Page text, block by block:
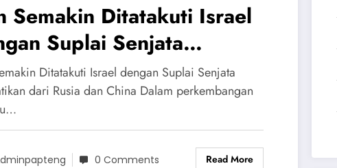
Semakin Ditatakuti Israel
Suplai Senjata
dari Rusia dan China
Ditatakuti Israel dengan Suplai Senjata
dari Rusia dan China Dalam perkembangan
0 Comments Read More